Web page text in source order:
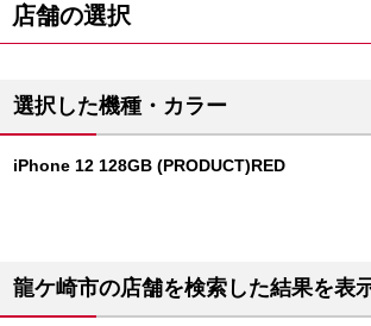
店舗の選択
選択した機種・カラー
iPhone 12 128GB (PRODUCT)RED
龍ケ崎市の店舗を検索した結果を表